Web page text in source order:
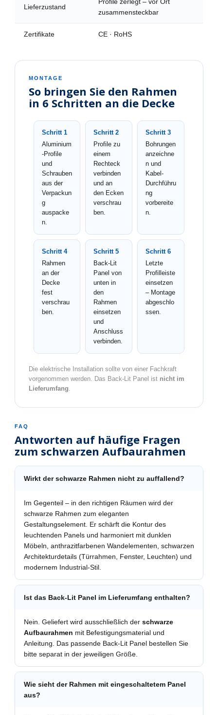
Lieferzustand
Profile zerlegt – vor Ort
zusammensteckbar
Zertifikate CE · RoHS
MONTAGE
So bringen Sie den Rahmen
in 6 Schritten an die Decke
Schritt 1
Aluminium
-Profile
und
Schrauben
aus der
Verpackun
g
auspacke
n.
Schritt 2
Profile zu
einem
Rechteck
verbinden
und an
den Ecken
verschrau
ben.
Schritt 3
Bohrungen
anzeichne
n und
Kabel-
Durchführu
ng
vorbereite
n.
Schritt 4
Rahmen
an der
Decke
fest
verschrau
ben.
Schritt 5
Back-Lit
Panel von
unten in
den
Rahmen
einsetzen
und
Anschluss
verbinden.
Schritt 6
Letzte
Profilleiste
einsetzen
– Montage
abgeschlo
ssen.
Die elektrische Installation sollte von einer Fachkraft
vorgenommen werden. Das Back-Lit Panel ist nicht im
Lieferumfang.
FAQ
Antworten auf häufige Fragen
zum schwarzen Aufbaurahmen
Wirkt der schwarze Rahmen nicht zu auffallend?
Im Gegenteil – in den richtigen Räumen wird der
schwarze Rahmen zum eleganten
Gestaltungselement. Er schärft die Kontur des
leuchtenden Panels und harmoniert mit dunklen
Möbeln, anthrazitfarbenen Wandelementen, schwarzen
Architekturdetails (Türrahmen, Fenster, Leuchten) und
modernem Industrial-Stil.
Ist das Back-Lit Panel im Lieferumfang enthalten?
Nein. Geliefert wird ausschließlich der schwarze
Aufbaurahmen mit Befestigungsmaterial und
Anleitung. Das passende Back-Lit Panel bestellen Sie
bitte separat in der jeweiligen Größe.
Wie sieht der Rahmen mit eingeschaltetem Panel
aus?